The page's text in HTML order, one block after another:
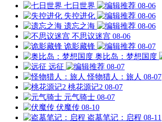
七日世界
08-06
失控进化
08-06
遗忘之海
08-06
不思议迷宫 08-06
诡影藏锋
08-07
奥比岛：梦想国度
远征
08-07
怪物猎人：旅人 08-07
桃花源记2 08-07
元气骑士 08-07
伏魔传 08-10
盗墓笔记：启程 08-11